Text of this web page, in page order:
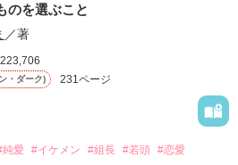
のを選ぶこと
／著
・ダーク) 231ページ
純愛 #イケメン #組長 #若頭 #恋愛